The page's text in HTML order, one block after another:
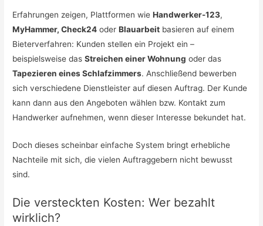
Erfahrungen zeigen, Plattformen wieHandwerker-123,
MyHammer, Check24 oderBlauarbeit basieren auf einem
Bieterverfahren: Kunden stellen ein Projekt ein –
beispielsweise dasStreichen einer Wohnung oder das
Tapezieren eines Schlafzimmers. Anschließend bewerben
sich verschiedene Dienstleister auf diesen Auftrag. Der Kunde
kann dann aus den Angeboten wählen bzw. Kontakt zum
Handwerker aufnehmen, wenn dieser Interesse bekundet hat.
Doch dieses scheinbar einfache System bringt erhebliche
Nachteile mit sich, die vielen Auftraggebern nicht bewusst
sind.
Die versteckten Kosten: Wer bezahlt
wirklich?